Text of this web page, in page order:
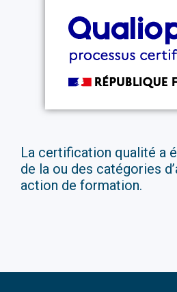
La certification qualité a
de la ou des catégories
action de formation.